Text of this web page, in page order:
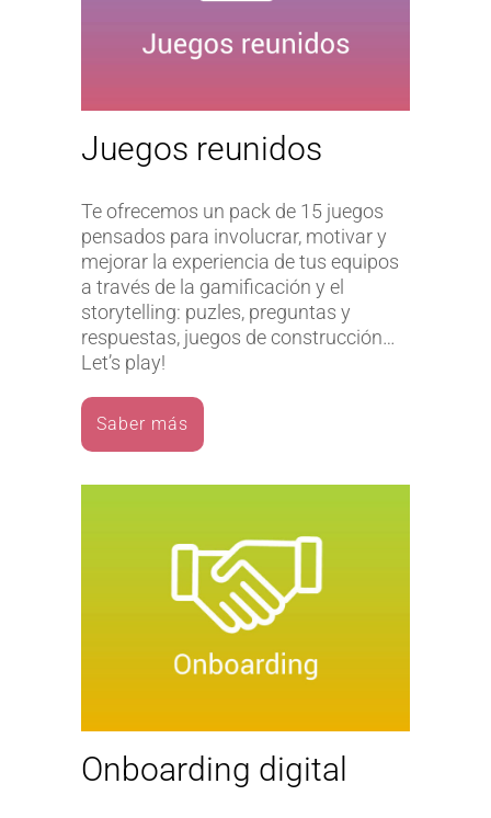
Juegos reunidos
Te ofrecemos un pack de 15 juegos
pensados para involucrar, motivar y
mejorar la experiencia de tus equipos
a través de la gamificación y el
storytelling: puzles, preguntas y
respuestas, juegos de construcción…
Let’s play!
Saber más
Onboarding digital